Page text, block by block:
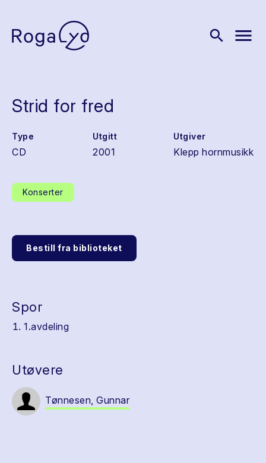
search menu
Strid for fred
Type
CD
Utgitt
2001
Utgiver
Klepp hornmusikk
Konserter
Bestill fra biblioteket
Spor
1.avdeling
Utøvere
Tønnesen, Gunnar